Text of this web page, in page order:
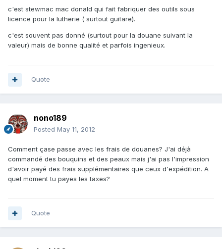
c'est stewmac mac donald qui fait fabriquer des outils sous
licence pour la lutherie ( surtout guitare).
c'est souvent pas donné (surtout pour la douane suivant la
valeur) mais de bonne qualité et parfois ingenieux.
Quote
nono189
Posted May 11, 2012
Comment çase passe avec les frais de douanes? J'ai déjà
commandé des bouquins et des peaux mais j'ai pas l'impression
d'avoir payé des frais supplémentaires que ceux d'expédition. A
quel moment tu payes les taxes?
Quote